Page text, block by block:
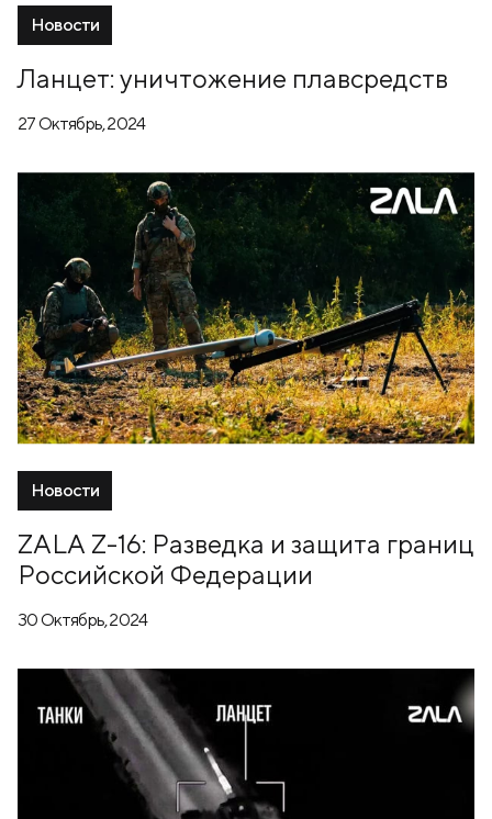
Новости
Ланцет: уничтожение плавсредств
27 Октябрь, 2024
Новости
ZALA Z-16: Разведка и защита границ
Российской Федерации
30 Октябрь, 2024